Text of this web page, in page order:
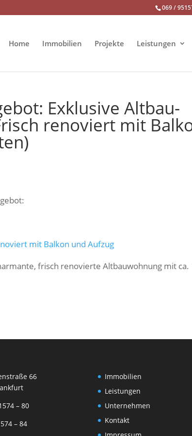
069 /
Home Immobilien Projekte Leistungen
Exklusive Altbau-
renoviert mit
mit Balkon und Aufzug
frisch renovierte Altbauwohnung mit ca.
66
– 80
– 84
Immobilien
Leistungen
Unternehmen
Kontakt